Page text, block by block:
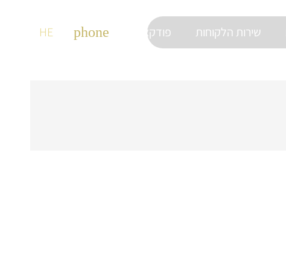
שירות הלקוחות פודקאסטים phone
HE